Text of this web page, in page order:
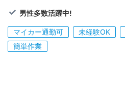
男性多数活躍中!
マイカー通勤可 未経験OK
簡単作業